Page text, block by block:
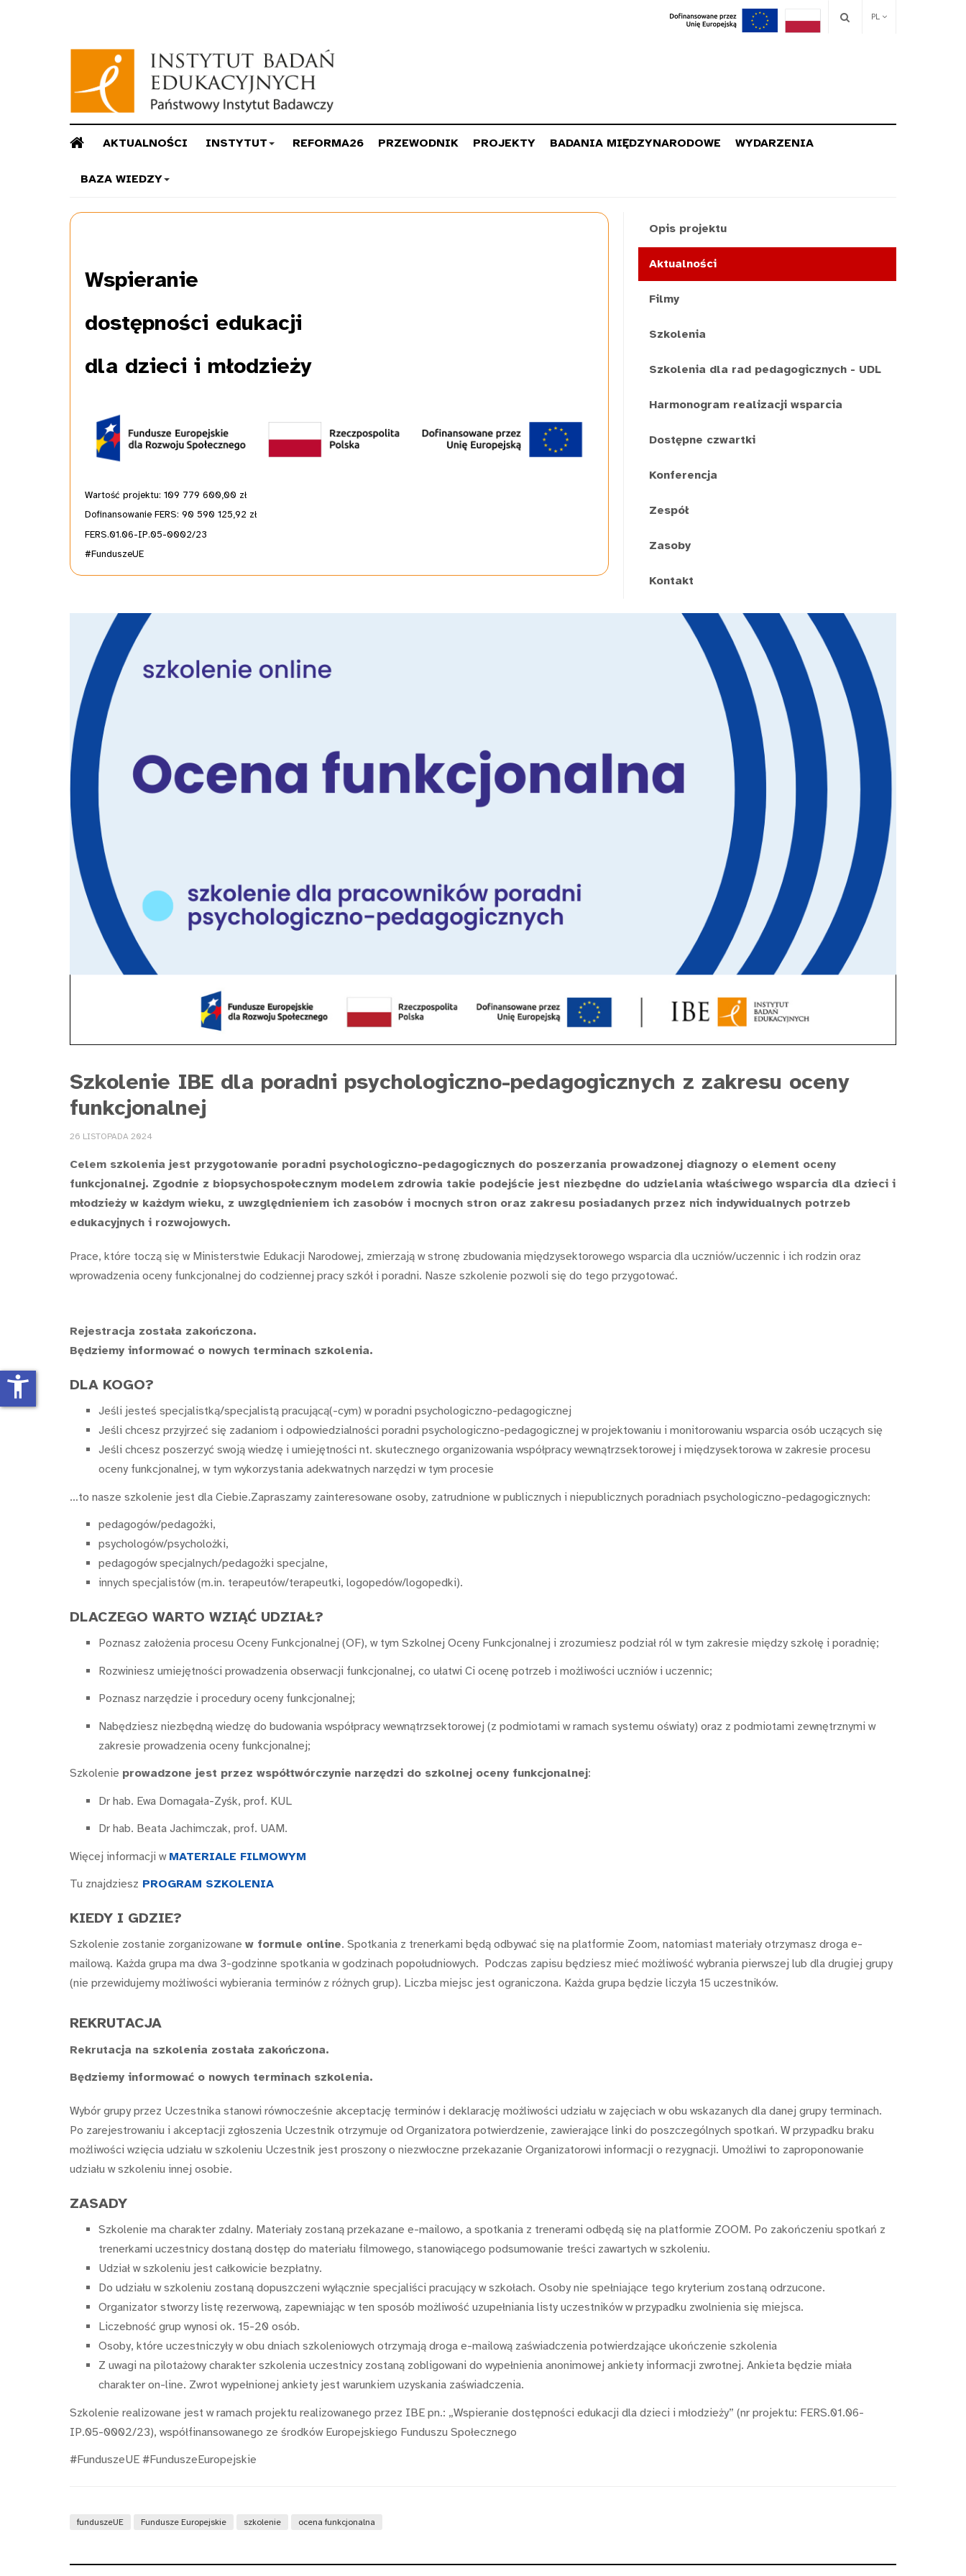
PL
AKTUALNOŚCI INSTYTUT REFORMA26 PRZEWODNIK PROJEKTY BADANIA MIĘDZYNARODOWE WYDARZENIA
BAZA WIEDZY
Wspieranie
dostępności edukacji
dla dzieci i młodzieży
Wartość projektu: 109 779 600,00 zł
Dofinansowanie FERS: 90 590 125,92 zł
FERS.01.06-IP.05-0002/23
#FunduszeUE
Opis projektu
Aktualności
Filmy
Szkolenia
Szkolenia dla rad pedagogicznych - UDL
Harmonogram realizacji wsparcia
Dostępne czwartki
Konferencja
Zespół
Zasoby
Kontakt
Szkolenie IBE dla poradni psychologiczno-pedagogicznych z zakresu oceny
funkcjonalnej
26 LISTOPADA 2024
Celem szkolenia jest przygotowanie poradni psychologiczno-pedagogicznych do poszerzania prowadzonej diagnozy o element oceny
funkcjonalnej. Zgodnie z biopsychospołecznym modelem zdrowia takie podejście jest niezbędne do udzielania właściwego wsparcia dla dzieci i
młodzieży w każdym wieku, z uwzględnieniem ich zasobów i mocnych stron oraz zakresu posiadanych przez nich indywidualnych potrzeb
edukacyjnych i rozwojowych.
Prace, które toczą się w Ministerstwie Edukacji Narodowej, zmierzają w stronę zbudowania międzysektorowego wsparcia dla uczniów/uczennic i ich rodzin oraz
wprowadzenia oceny funkcjonalnej do codziennej pracy szkół i poradni. Nasze szkolenie pozwoli się do tego przygotować.
Rejestracja została zakończona.
Będziemy informować o nowych terminach szkolenia.
DLA KOGO?
Jeśli jesteś specjalistką/specjalistą pracującą(-cym) w poradni psychologiczno-pedagogicznej
Jeśli chcesz przyjrzeć się zadaniom i odpowiedzialności poradni psychologiczno-pedagogicznej w projektowaniu i monitorowaniu wsparcia osób uczących się
Jeśli chcesz poszerzyć swoją wiedzę i umiejętności nt. skutecznego organizowania współpracy wewnątrzsektorowej i międzysektorowa w zakresie procesu
oceny funkcjonalnej, w tym wykorzystania adekwatnych narzędzi w tym procesie
…to nasze szkolenie jest dla Ciebie.Zapraszamy zainteresowane osoby, zatrudnione w publicznych i niepublicznych poradniach psychologiczno-pedagogicznych:
pedagogów/pedagożki,
psychologów/psycholożki,
pedagogów specjalnych/pedagożki specjalne,
innych specjalistów (m.in. terapeutów/terapeutki, logopedów/logopedki).
DLACZEGO WARTO WZIĄĆ UDZIAŁ?
Poznasz założenia procesu Oceny Funkcjonalnej (OF), w tym Szkolnej Oceny Funkcjonalnej i zrozumiesz podział ról w tym zakresie między szkołę i poradnię;
Rozwiniesz umiejętności prowadzenia obserwacji funkcjonalnej, co ułatwi Ci ocenę potrzeb i możliwości uczniów i uczennic;
Poznasz narzędzie i procedury oceny funkcjonalnej;
Nabędziesz niezbędną wiedzę do budowania współpracy wewnątrzsektorowej (z podmiotami w ramach systemu oświaty) oraz z podmiotami zewnętrznymi w
zakresie prowadzenia oceny funkcjonalnej;
Szkolenie prowadzone jest przez współtwórczynie narzędzi do szkolnej oceny funkcjonalnej:
Dr hab. Ewa Domagała-Zyśk, prof. KUL
Dr hab. Beata Jachimczak, prof. UAM.
Więcej informacji w MATERIALE FILMOWYM
Tu znajdziesz PROGRAM SZKOLENIA
KIEDY I GDZIE?
Szkolenie zostanie zorganizowane w formule online. Spotkania z trenerkami będą odbywać się na platformie Zoom, natomiast materiały otrzymasz droga e-
mailową. Każda grupa ma dwa 3-godzinne spotkania w godzinach popołudniowych. Podczas zapisu będziesz mieć możliwość wybrania pierwszej lub dla drugiej grupy
(nie przewidujemy możliwości wybierania terminów z różnych grup). Liczba miejsc jest ograniczona. Każda grupa będzie liczyła 15 uczestników.
REKRUTACJA
Rekrutacja na szkolenia została zakończona.
Będziemy informować o nowych terminach szkolenia.
Wybór grupy przez Uczestnika stanowi równocześnie akceptację terminów i deklarację możliwości udziału w zajęciach w obu wskazanych dla danej grupy terminach.
Po zarejestrowaniu i akceptacji zgłoszenia Uczestnik otrzymuje od Organizatora potwierdzenie, zawierające linki do poszczególnych spotkań. W przypadku braku
możliwości wzięcia udziału w szkoleniu Uczestnik jest proszony o niezwłoczne przekazanie Organizatorowi informacji o rezygnacji. Umożliwi to zaproponowanie
udziału w szkoleniu innej osobie.
ZASADY
Szkolenie ma charakter zdalny. Materiały zostaną przekazane e-mailowo, a spotkania z trenerami odbędą się na platformie ZOOM. Po zakończeniu spotkań z
trenerkami uczestnicy dostaną dostęp do materiału filmowego, stanowiącego podsumowanie treści zawartych w szkoleniu.
Udział w szkoleniu jest całkowicie bezpłatny.
Do udziału w szkoleniu zostaną dopuszczeni wyłącznie specjaliści pracujący w szkołach. Osoby nie spełniające tego kryterium zostaną odrzucone.
Organizator stworzy listę rezerwową, zapewniając w ten sposób możliwość uzupełniania listy uczestników w przypadku zwolnienia się miejsca.
Liczebność grup wynosi ok. 15-20 osób.
Osoby, które uczestniczyły w obu dniach szkoleniowych otrzymają droga e-mailową zaświadczenia potwierdzające ukończenie szkolenia
Z uwagi na pilotażowy charakter szkolenia uczestnicy zostaną zobligowani do wypełnienia anonimowej ankiety informacji zwrotnej. Ankieta będzie miała
charakter on-line. Zwrot wypełnionej ankiety jest warunkiem uzyskania zaświadczenia.
Szkolenie realizowane jest w ramach projektu realizowanego przez IBE pn.: „Wspieranie dostępności edukacji dla dzieci i młodzieży” (nr projektu: FERS.01.06-
IP.05-0002/23), współfinansowanego ze środków Europejskiego Funduszu Społecznego
#FunduszeUE #FunduszeEuropejskie
funduszeUE Fundusze Europejskie szkolenie ocena funkcjonalna
accessibility_new